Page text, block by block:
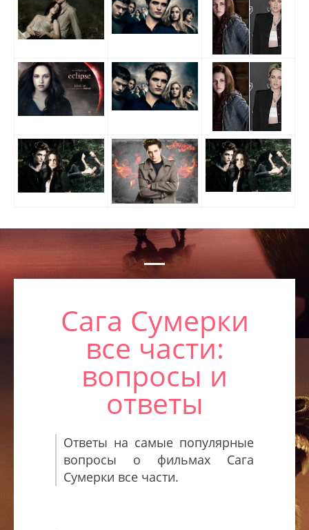
Сага Сумерки
все части:
вопросы и
ответы
Ответы на самые популярные
вопросы о фильмах Сага
Сумерки все части.